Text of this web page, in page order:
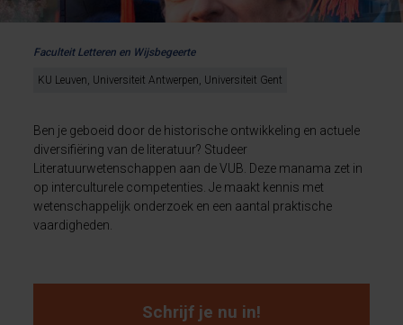
Faculteit Letteren en Wijsbegeerte
KU Leuven, Universiteit Antwerpen, Universiteit Gent
Ben je geboeid door de historische ontwikkeling en actuele
diversifiëring van de literatuur? Studeer
Literatuurwetenschappen aan de VUB. Deze manama zet in
op interculturele competenties. Je maakt kennis met
wetenschappelijk onderzoek en een aantal praktische
vaardigheden.
Schrijf je nu in!